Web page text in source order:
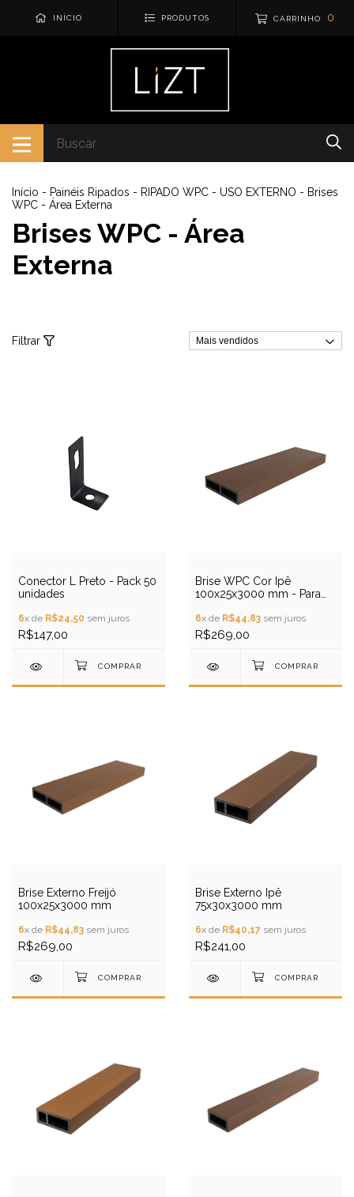
INÍCIO PRODUTOS CARRINHO 0
Início - Painéis Ripados - RIPADO WPC - USO EXTERNO - Brises
WPC - Área Externa
Brises WPC - Área
Externa
Filtrar
Conector L Preto - Pack 50
unidades
6x de R$24,50 sem juros
R$147,00
Brise WPC Cor Ipê
100x25x3000 mm - Para
6x de R$44,83 sem juros
R$269,00
Brise Externo Freijó
100x25x3000 mm
6x de R$44,83 sem juros
R$269,00
Brise Externo Ipê
75x30x3000 mm
6x de R$40,17 sem juros
R$241,00